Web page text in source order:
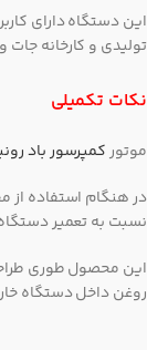
این دستگاه دارای
تولیدی و کارخانه
نکات تکمیلی
موتورکمپرسور باد
در هنگام استفاده از
نسبت به تعمیر
این محصول طوری
روغن داخل دستگاه